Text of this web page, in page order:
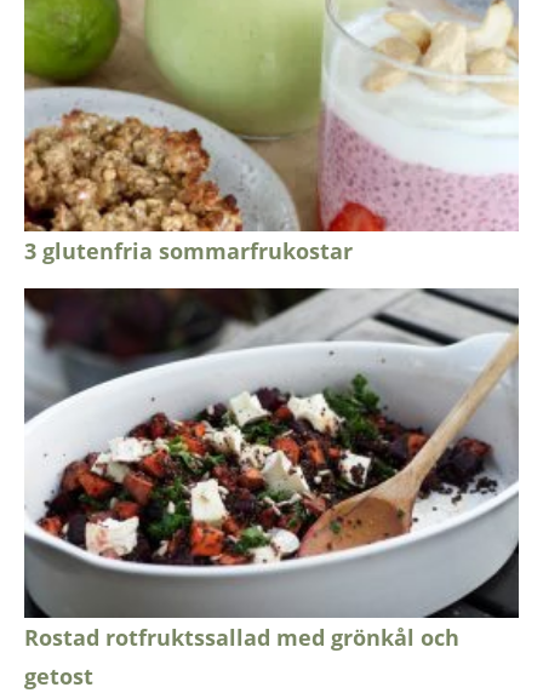
3 glutenfria sommarfrukostar
Rostad rotfruktssallad med grönkål och
getost